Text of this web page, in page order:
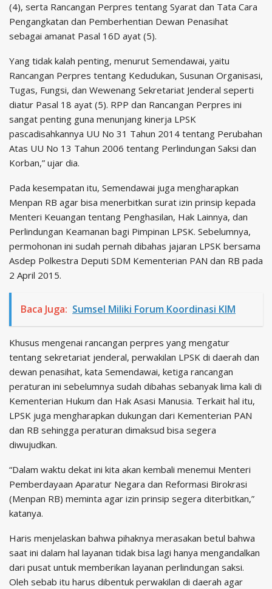
(4), serta Rancangan Perpres tentang Syarat dan Tata Cara
Pengangkatan dan Pemberhentian Dewan Penasihat
sebagai amanat Pasal 16D ayat (5).
Yang tidak kalah penting, menurut Semendawai, yaitu
Rancangan Perpres tentang Kedudukan, Susunan Organisasi,
Tugas, Fungsi, dan Wewenang Sekretariat Jenderal seperti
diatur Pasal 18 ayat (5). RPP dan Rancangan Perpres ini
sangat penting guna menunjang kinerja LPSK
pascadisahkannya UU No 31 Tahun 2014 tentang Perubahan
Atas UU No 13 Tahun 2006 tentang Perlindungan Saksi dan
Korban,” ujar dia.
Pada kesempatan itu, Semendawai juga mengharapkan
Menpan RB agar bisa menerbitkan surat izin prinsip kepada
Menteri Keuangan tentang Penghasilan, Hak Lainnya, dan
Perlindungan Keamanan bagi Pimpinan LPSK. Sebelumnya,
permohonan ini sudah pernah dibahas jajaran LPSK bersama
Asdep Polkestra Deputi SDM Kementerian PAN dan RB pada
2 April 2015.
Baca Juga: Sumsel Miliki Forum Koordinasi KIM
Khusus mengenai rancangan perpres yang mengatur
tentang sekretariat jenderal, perwakilan LPSK di daerah dan
dewan penasihat, kata Semendawai, ketiga rancangan
peraturan ini sebelumnya sudah dibahas sebanyak lima kali di
Kementerian Hukum dan Hak Asasi Manusia. Terkait hal itu,
LPSK juga mengharapkan dukungan dari Kementerian PAN
dan RB sehingga peraturan dimaksud bisa segera
diwujudkan.
“Dalam waktu dekat ini kita akan kembali menemui Menteri
Pemberdayaan Aparatur Negara dan Reformasi Birokrasi
(Menpan RB) meminta agar izin prinsip segera diterbitkan,”
katanya.
Haris menjelaskan bahwa pihaknya merasakan betul bahwa
saat ini dalam hal layanan tidak bisa lagi hanya mengandalkan
dari pusat untuk memberikan layanan perlindungan saksi.
Oleh sebab itu harus dibentuk perwakilan di daerah agar